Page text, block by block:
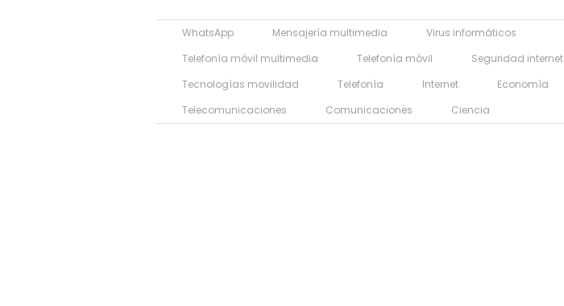
WhatsApp Mensajería multimedia
Virus informáticos
Telefonía móvil multimedia
Telefonía móvil Seguridad internet
Tecnologías movilidad
Telefonía Internet Economía
Telecomunicaciones
Comunicaciones Ciencia